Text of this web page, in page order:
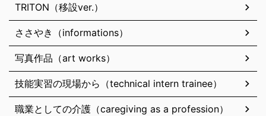
TRITON（移設ver.）
ささやき（informations）
写真作品（art works）
技能実習の現場から（technical intern trainee）
職業としての介護（caregiving as a profession）